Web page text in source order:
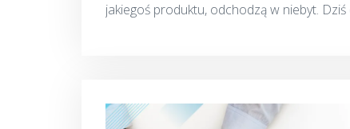
jakiegoś produktu, odchodzą w niebyt.